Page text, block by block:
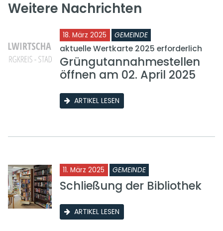
Weitere Nachrichten
18. März 2025 GEMEINDE
aktuelle Wertkarte 2025 erforderlich
Grüngutannahmestellen
öffnen am 02. April 2025
ARTIKEL LESEN
11. März 2025 GEMEINDE
Schließung der Bibliothek
ARTIKEL LESEN